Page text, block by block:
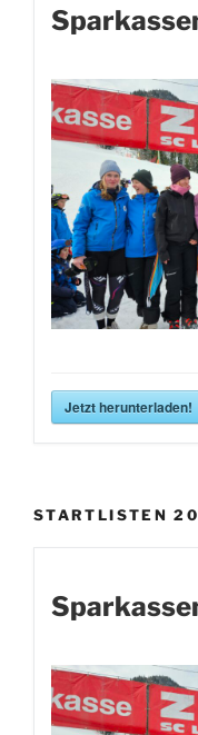
Jetzt herunterladen!
STARTLISTEN